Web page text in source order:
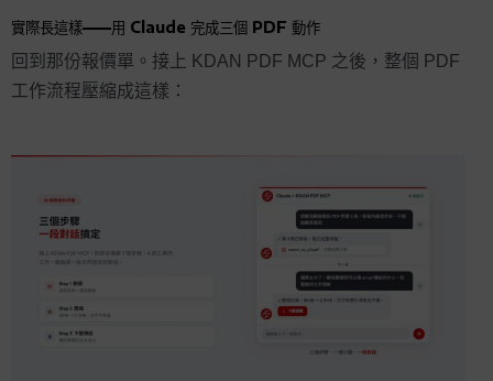
實際長這樣——用 Claude 完成三個 PDF 動作
回到那份報價單。接上 KDAN PDF MCP 之後，整個 PDF
工作流程壓縮成這樣：